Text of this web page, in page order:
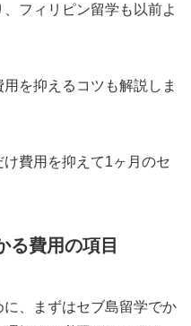
フィリピン留学も以前よ
を抑えるコツも解説しま
費用を抑えて1ヶ月のセ
る費用の項目
、まずはセブ島留学でか